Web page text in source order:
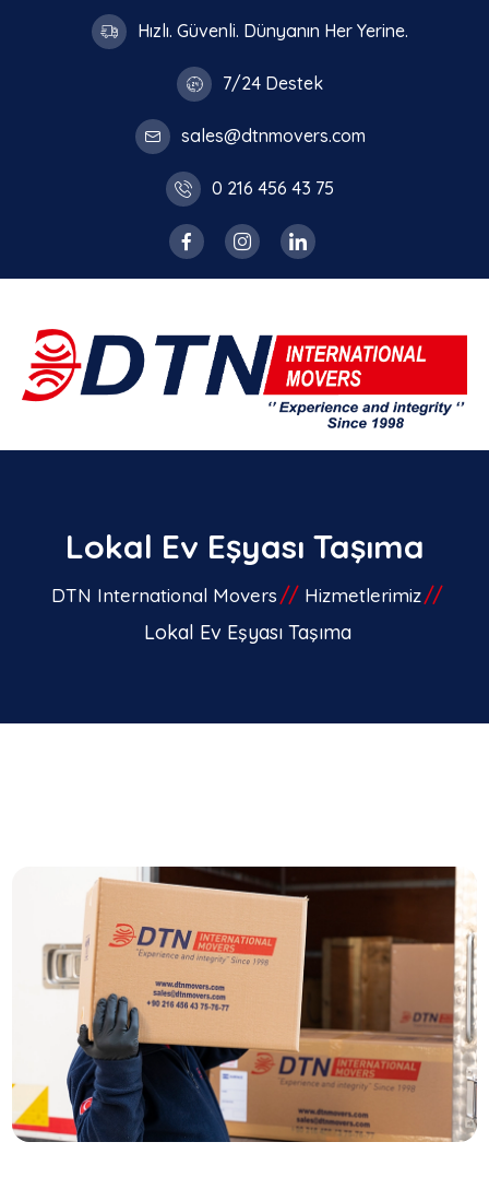
Hızlı. Güvenli. Dünyanın Her Yerine.
7/24 Destek
sales@dtnmovers.com
0 216 456 43 75
Lokal Ev Eşyası Taşıma
DTN International Movers Hizmetlerimiz
Lokal Ev Eşyası Taşıma